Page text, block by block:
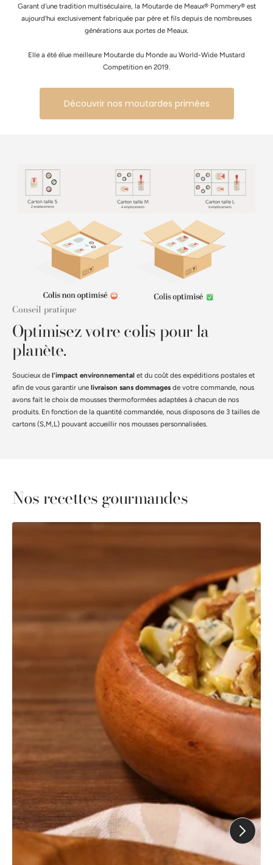
Garant d'une tradition multiséculaire, la Moutarde de Meaux® Pommery® est
aujourd'hui exclusivement fabriquée par père et fils depuis de nombreuses
générations aux portes de Meaux.
Elle a été élue meilleure Moutarde du Monde au World-Wide Mustard
Competition en 2019.
Découvrir nos moutardes primées
Conseil pratique
Optimisez votre colis pour la
planète.
Soucieux de l'impact environnemental et du coût des expéditions postales et
afin de vous garantir une livraison sans dommages de votre commande, nous
avons fait le choix de mousses thermoformées adaptées à chacun de nos
produits. En fonction de la quantité commandée, nous disposons de 3 tailles de
cartons (S,M,L) pouvant accueillir nos mousses personnalisées.
Nos recettes gourmandes